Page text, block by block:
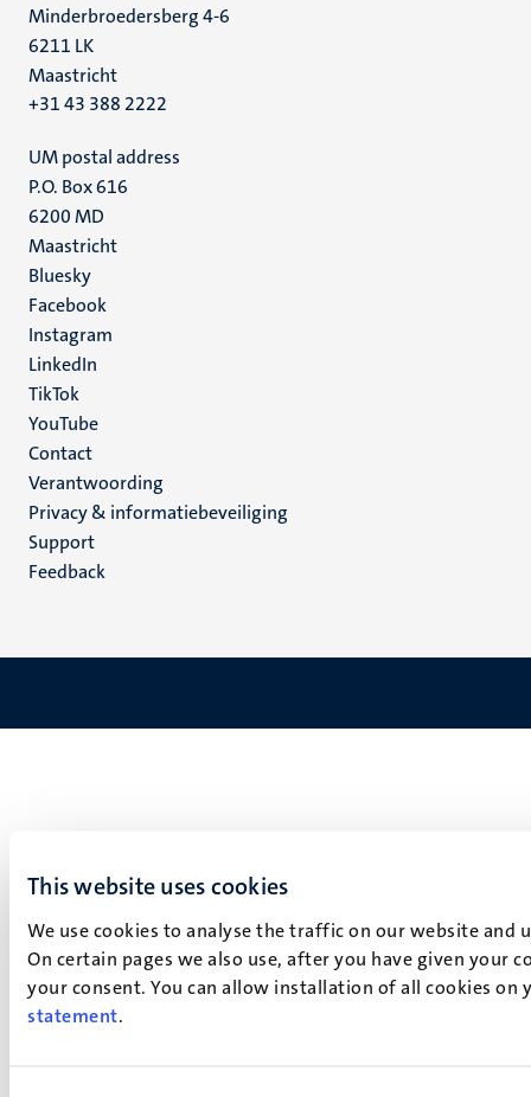
This website uses cookies
We use cookies to analyse the traffic on our website
On certain pages we also use, after you have given your
your consent. You can allow installation of all cookies
statement.
Minderbroedersberg 4-6
6211 LK
Maastricht
+31 43 388 2222
UM postal address
P.O. Box 616
6200 MD
Maastricht
Social
media
Bluesky
Facebook
Instagram
LinkedIn
TikTok
YouTube
Menu
footer
(NL)
Contact
Verantwoording
Privacy & informatiebeveiliging
Support
Feedback